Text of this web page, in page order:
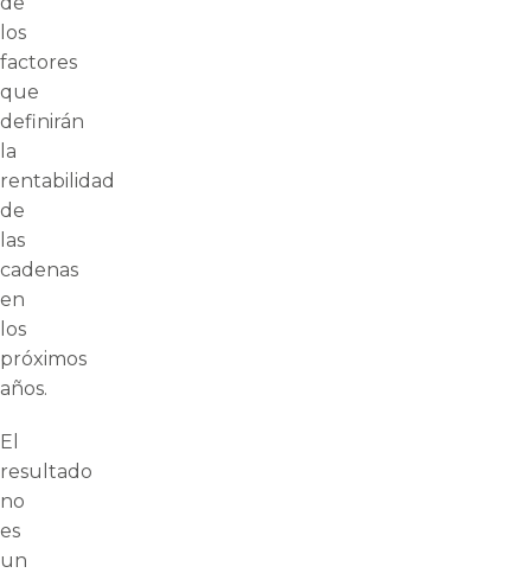
los
factores
que
definirán
la
rentabilidad
de
las
cadenas
en
los
próximos
años.
El
resultado
no
es
un